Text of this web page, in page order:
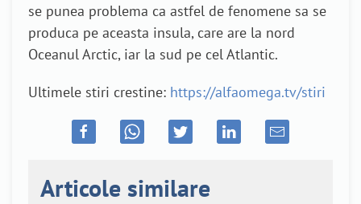
se punea problema ca astfel de fenomene sa se
produca pe aceasta insula, care are la nord
Oceanul Arctic, iar la sud pe cel Atlantic.
Ultimele stiri crestine: https://alfaomega.tv/stiri
Articole similare